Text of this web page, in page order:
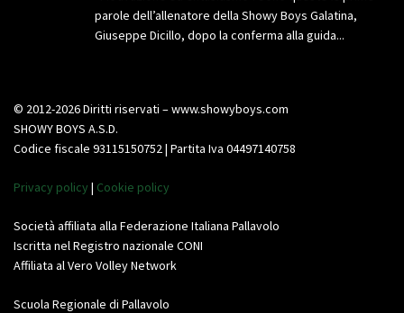
parole dell’allenatore della Showy Boys Galatina,
Giuseppe Dicillo, dopo la conferma alla guida...
© 2012-2026 Diritti riservati – www.showyboys.com
SHOWY BOYS A.S.D.
Codice fiscale 93115150752 | Partita Iva 04497140758
Privacy policy | Cookie policy
Società affiliata alla Federazione Italiana Pallavolo
Iscritta nel Registro nazionale CONI
Affiliata al Vero Volley Network
Scuola Regionale di Pallavolo